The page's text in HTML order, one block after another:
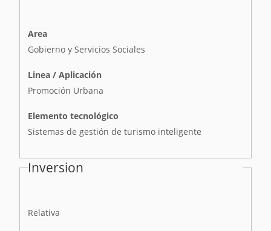
Area
Gobierno y Servicios Sociales
Linea / Aplicación
Promoción Urbana
Elemento tecnológico
Sistemas de gestión de turismo inteligente
Inversion
IRelativa